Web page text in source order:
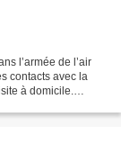
l’armée de l’air
contacts avec la
à domicile.